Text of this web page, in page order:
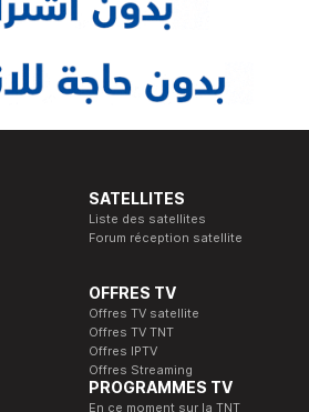
SATELLITES
Liste des satellites
Forum réception satellite
OFFRES TV
Offres TV satellite
Offres TV TNT
Offres IPTV
Offres Streaming
PROGRAMMES TV
En ce moment sur la TNT